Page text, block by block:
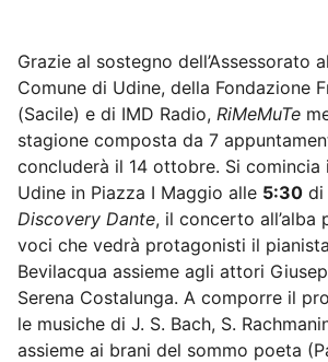
Grazie al sostegno dell’Assessorato
Comune di Udine, della Fondazione
(Sacile) e di IMD Radio, RiMeMuTe
stagione composta da 7
concluderà il 14 ottobre. Si comincia
Udine in Piazza I Maggio alle 5:30 di
Discovery Dante, il concerto all’alba
voci che vedrà protagonisti il
Bevilacqua assieme agli attori
Serena Costalunga. A comporre il
le musiche di J. S. Bach, S.
assieme ai brani del sommo poeta